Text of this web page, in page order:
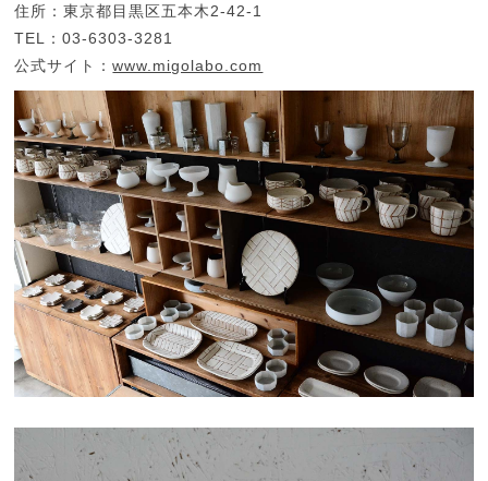
住所：東京都目黒区五本木2-42-1
TEL：03-6303-3281
公式サイト：www.migolabo.com